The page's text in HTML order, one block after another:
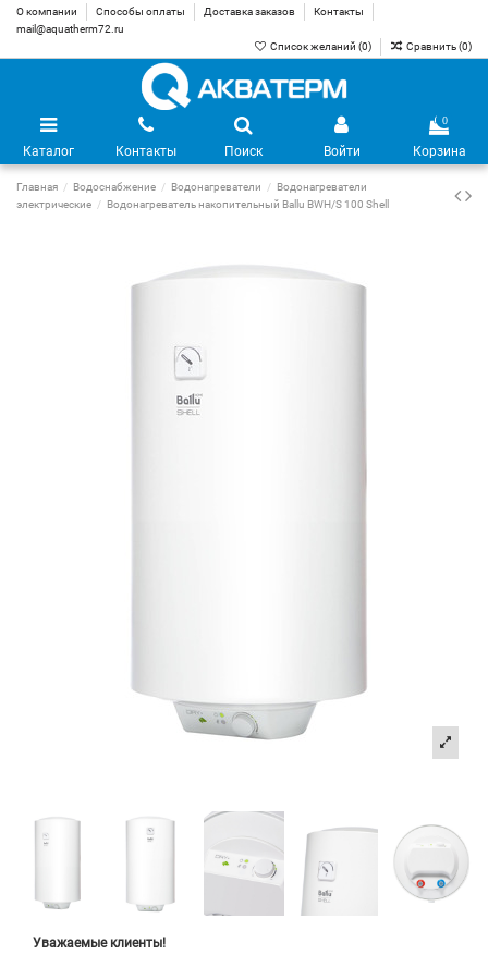
О компании Способы оплаты Доставка заказов
Контакты
mail@aquatherm72.ru
Список желаний (0) Сравнить (0)
Каталог Контакты Поиск Войти
0
Корзина
Главная Водоснабжение Водонагреватели
Водонагреватели
электрические
Водонагреватель накопительный Ballu BWH/S 100 Shell
Уважаемые клиенты!